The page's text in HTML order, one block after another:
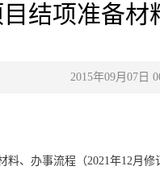
结项准备材
2015年09月07日
、办事流程（2021年12月修